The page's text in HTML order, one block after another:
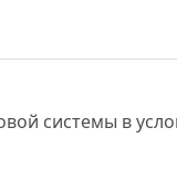
системы в